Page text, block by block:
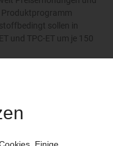
sollen in
und TPC-ET um je 150